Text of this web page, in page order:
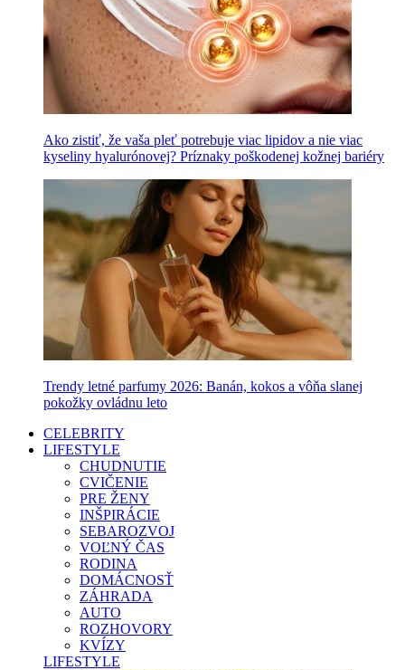
Ako zistiť, že vaša pleť potrebuje viac lipidov a nie viac
kyseliny hyalurónovej? Príznaky poškodenej kožnej bariéry
Trendy letné parfumy 2026: Banán, kokos a vôňa slanej
pokožky ovládnu leto
CELEBRITY
LIFESTYLE
CHUDNUTIE
CVIČENIE
PRE ŽENY
INŠPIRÁCIE
SEBAROZVOJ
VOĽNÝ ČAS
RODINA
DOMÁCNOSŤ
ZÁHRADA
AUTO
ROZHOVORY
KVÍZY
LIFESTYLE